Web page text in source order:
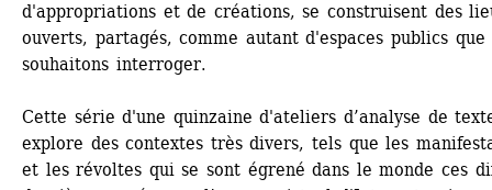
d'appropriations et de créations, se construisent des
ouverts, partagés, comme autant d'espaces publics que
souhaitons interroger.
Cette série d'une quinzaine d'ateliers d’analyse de
explore des contextes très divers, tels que les
et les révoltes qui se sont égrené dans le monde ces